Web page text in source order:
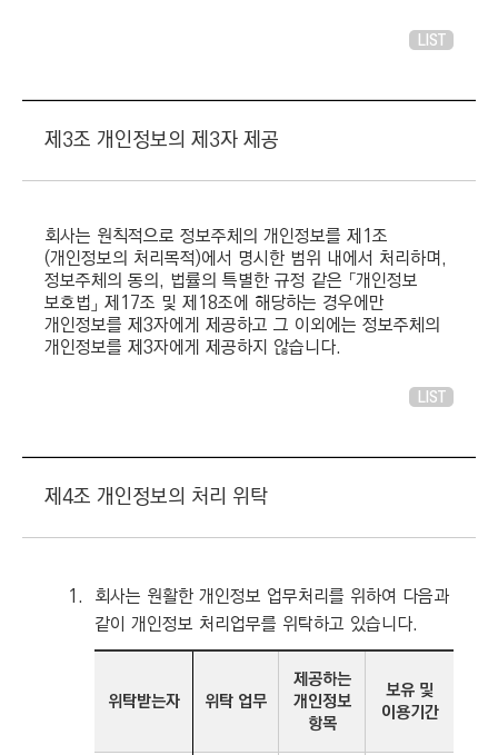
LIST
제3조 개인정보의 제3자 제공
회사는 원칙적으로 정보주체의 개인정보를 제1조
(개인정보의 처리목적)에서 명시한 범위 내에서 처리하며,
정보주체의 동의, 법률의 특별한 규정 같은 「개인정보
보호법」 제17조 및 제18조에 해당하는 경우에만
개인정보를 제3자에게 제공하고 그 이외에는 정보주체의
개인정보를 제3자에게 제공하지 않습니다.
LIST
제4조 개인정보의 처리 위탁
1. 회사는 원활한 개인정보 업무처리를 위하여 다음과
같이 개인정보 처리업무를 위탁하고 있습니다.
위탁받는자 위탁 업무
제공하는
개인정보
항목
보유 및
이용기간